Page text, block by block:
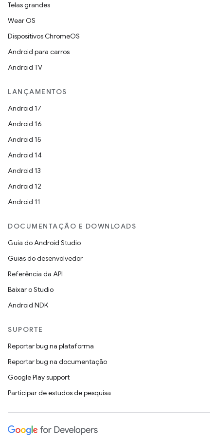
Telas grandes
Wear OS
Dispositivos ChromeOS
Android para carros
Android TV
LANÇAMENTOS
Android 17
Android 16
Android 15
Android 14
Android 13
Android 12
Android 11
DOCUMENTAÇÃO E DOWNLOADS
Guia do Android Studio
Guias do desenvolvedor
Referência da API
Baixar o Studio
Android NDK
SUPORTE
Reportar bug na plataforma
Reportar bug na documentação
Google Play support
Participar de estudos de pesquisa